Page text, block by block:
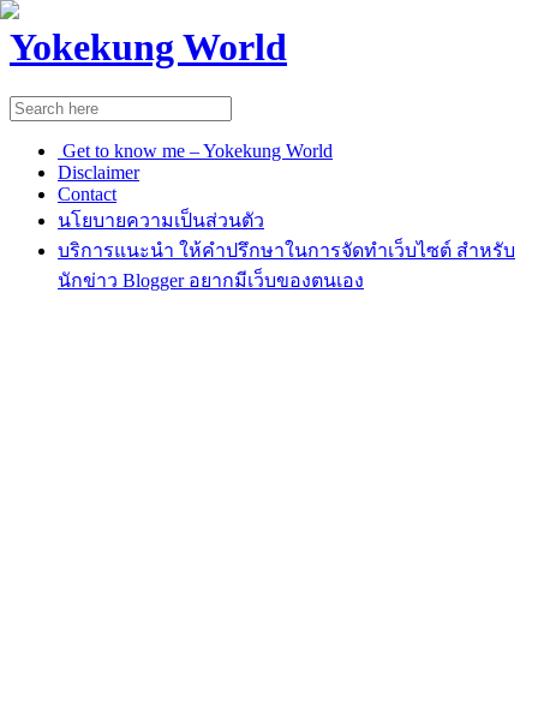
Yokekung World
Get to know me – Yokekung World
Disclaimer
Contact
นโยบายความเป็นส่วนตัว
บริการแนะนำ ให้คำปรึกษาในการจัดทำเว็บไซต์ สำหรับ
นักข่าว Blogger อยากมีเว็บของตนเอง